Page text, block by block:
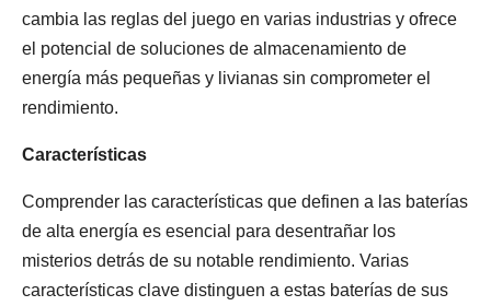
cambia las reglas del juego en varias industrias y ofrece
el potencial de soluciones de almacenamiento de
energía más pequeñas y livianas sin comprometer el
rendimiento.
Características
Comprender las características que definen a las baterías
de alta energía es esencial para desentrañar los
misterios detrás de su notable rendimiento. Varias
características clave distinguen a estas baterías de sus